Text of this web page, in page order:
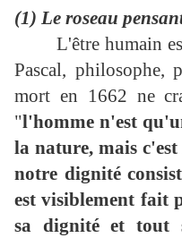
(1) Le roseau
L'être humain
Pascal, philosophe,
mort en 1662 ne
"l'homme n'est
la nature, mais
notre dignité
est visiblement fait
sa dignité et tout